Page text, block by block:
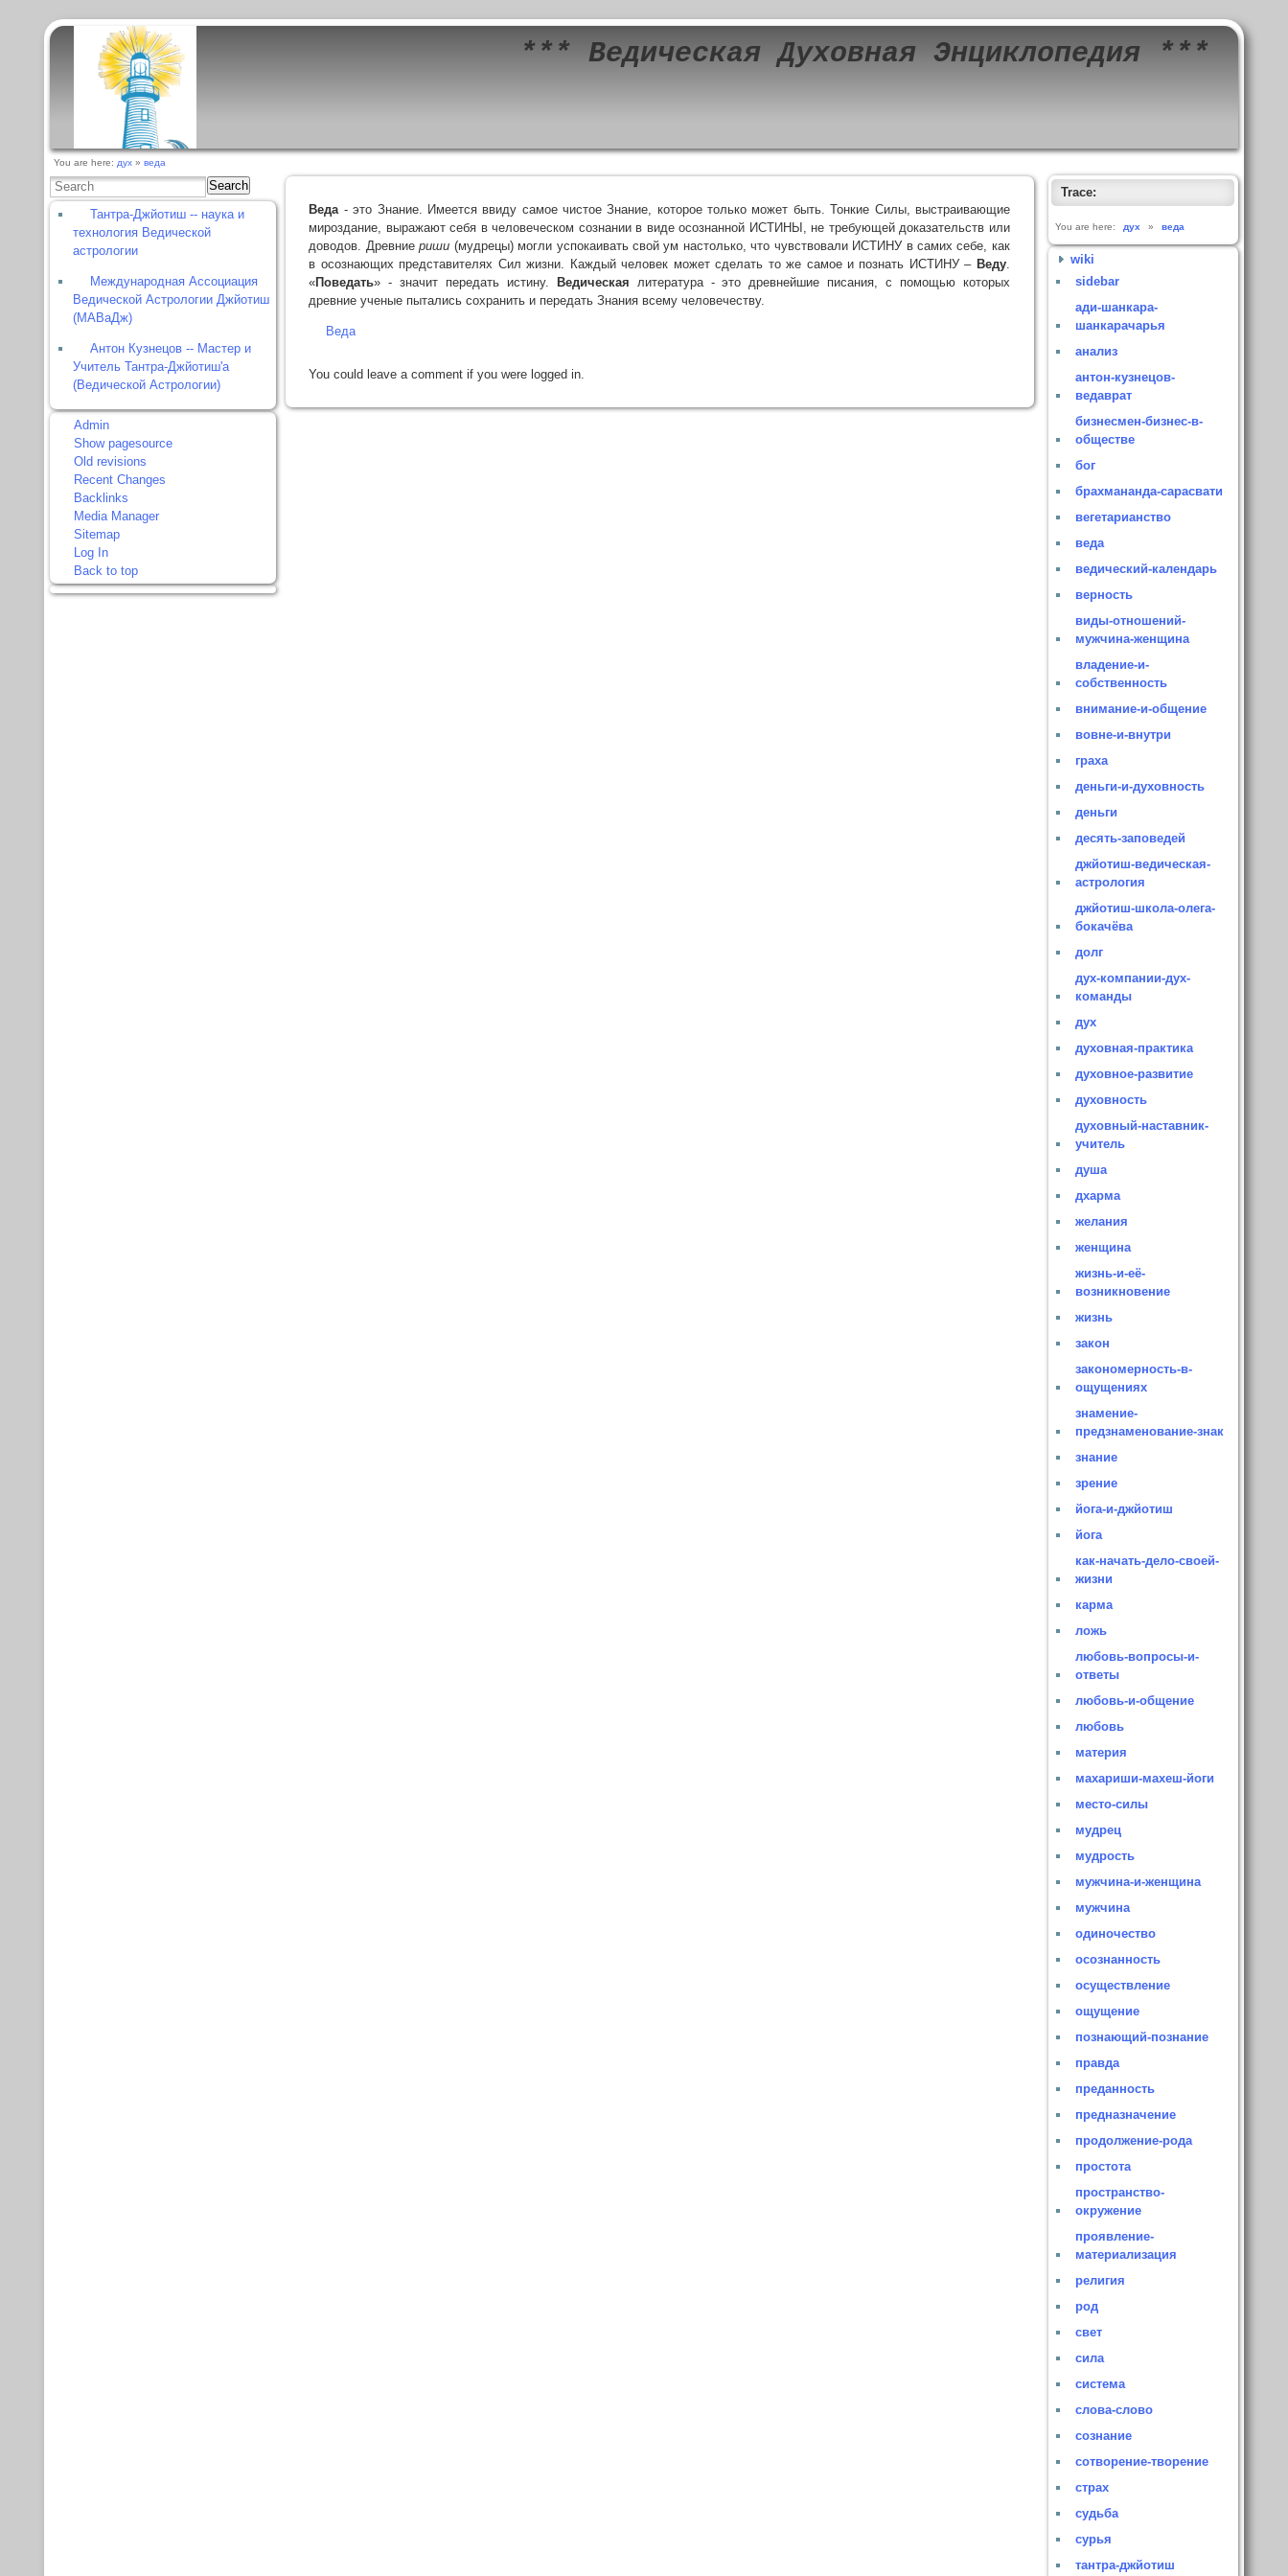
*** Ведическая Духовная Энциклопедия ***
You are here:дух »веда
Search
Тантра-Джйотиш -- наука и
технология Ведической
астрологии
Международная Ассоциация
Ведической Астрологии Джйотиш
(МАВаДж)
Антон Кузнецов -- Мастер и
Учитель Тантра-Джйотиш'а
(Ведической Астрологии)
Admin
Show pagesource
Old revisions
Recent Changes
Backlinks
Media Manager
Sitemap
Log In
Back to top
Веда- это Знание. Имеется ввиду самое чистое Знание, которое только может быть. Тонкие Силы, выстраивающие
мироздание, выражают себя в человеческом сознании в виде осознанной ИСТИНЫ, не требующей доказательств или
доводов. Древниериши (мудрецы) могли успокаивать свой ум настолько, что чувствовали ИСТИНУ в самих себе, как
в осознающих представителях Сил жизни. Каждый человек может сделать то же самое и познать ИСТИНУ – Веду.
«Поведать» - значит передать истину. Ведическая литература - это древнейшие писания, с помощью которых
древние ученые пытались сохранить и передать Знания всему человечеству.
Веда
You could leave a comment if you were logged in.
Trace:
You are here: дух » веда
wiki
sidebar
ади-шанкара-
шанкарачарья
анализ
антон-кузнецов-
ведаврат
бизнесмен-бизнес-в-
обществе
бог
брахмананда-сарасвати
вегетарианство
веда
ведический-календарь
верность
виды-отношений-
мужчина-женщина
владение-и-
собственность
внимание-и-общение
вовне-и-внутри
граха
деньги-и-духовность
деньги
десять-заповедей
джйотиш-ведическая-
астрология
джйотиш-школа-олега-
бокачёва
долг
дух-компании-дух-
команды
дух
духовная-практика
духовное-развитие
духовность
духовный-наставник-
учитель
душа
дхарма
желания
женщина
жизнь-и-её-
возникновение
жизнь
закон
закономерность-в-
ощущениях
знамение-
предзнаменование-знак
знание
зрение
йога-и-джйотиш
йога
как-начать-дело-своей-
жизни
карма
ложь
любовь-вопросы-и-
ответы
любовь-и-общение
любовь
материя
махариши-махеш-йоги
место-силы
мудрец
мудрость
мужчина-и-женщина
мужчина
одиночество
осознанность
осуществление
ощущение
познающий-познание
правда
преданность
предназначение
продолжение-рода
простота
пространство-
окружение
проявление-
материализация
религия
род
свет
сила
система
слова-слово
сознание
сотворение-творение
страх
судьба
сурья
тантра-джйотиш